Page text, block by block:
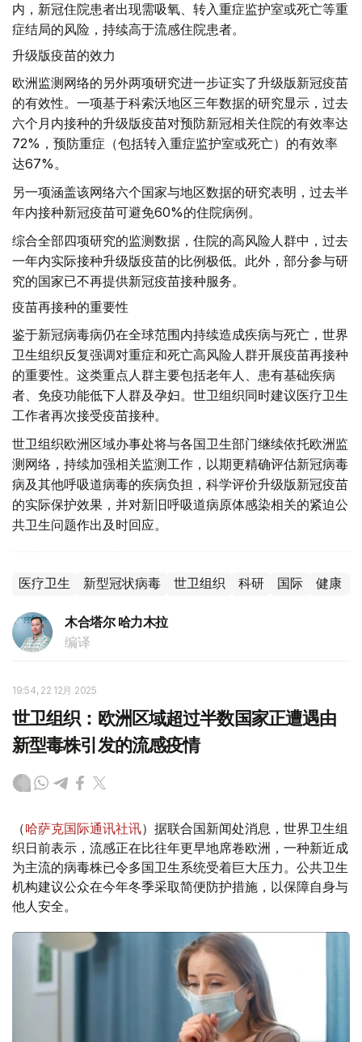
内，新冠住院患者出现需吸氧、转入重症监护室或死亡等重
症结局的风险，持续高于流感住院患者。
升级版疫苗的效力
欧洲监测网络的另外两项研究进一步证实了升级版新冠疫苗
的有效性。一项基于科索沃地区三年数据的研究显示，过去
六个月内接种的升级版疫苗对预防新冠相关住院的有效率达
72%，预防重症（包括转入重症监护室或死亡）的有效率
达67%。
另一项涵盖该网络六个国家与地区数据的研究表明，过去半
年内接种新冠疫苗可避免60%的住院病例。
综合全部四项研究的监测数据，住院的高风险人群中，过去
一年内实际接种升级版疫苗的比例极低。此外，部分参与研
究的国家已不再提供新冠疫苗接种服务。
疫苗再接种的重要性
鉴于新冠病毒病仍在全球范围内持续造成疾病与死亡，世界
卫生组织反复强调对重症和死亡高风险人群开展疫苗再接种
的重要性。这类重点人群主要包括老年人、患有基础疾病
者、免疫功能低下人群及孕妇。世卫组织同时建议医疗卫生
工作者再次接受疫苗接种。
世卫组织欧洲区域办事处将与各国卫生部门继续依托欧洲监
测网络，持续加强相关监测工作，以期更精确评估新冠病毒
病及其他呼吸道病毒的疾病负担，科学评价升级版新冠疫苗
的实际保护效果，并对新旧呼吸道病原体感染相关的紧迫公
共卫生问题作出及时回应。
医疗卫生 新型冠状病毒 世卫组织 科研 国际 健康
木合塔尔 哈力木拉
编译
19:54, 22 12月 2025
世卫组织：欧洲区域超过半数国家正遭遇由
新型毒株引发的流感疫情
（哈萨克国际通讯社讯）据联合国新闻处消息，世界卫生组
织日前表示，流感正在比往年更早地席卷欧洲，一种新近成
为主流的病毒株已令多国卫生系统受着巨大压力。公共卫生
机构建议公众在今年冬季采取简便防护措施，以保障自身与
他人安全。